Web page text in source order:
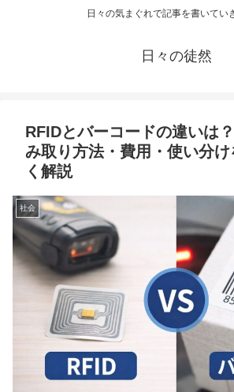
日々の気まぐれで記事を書いてい
日々の徒然
RFIDとバーコードの違いは
み取り方法・費用・使い分
く解説
社会